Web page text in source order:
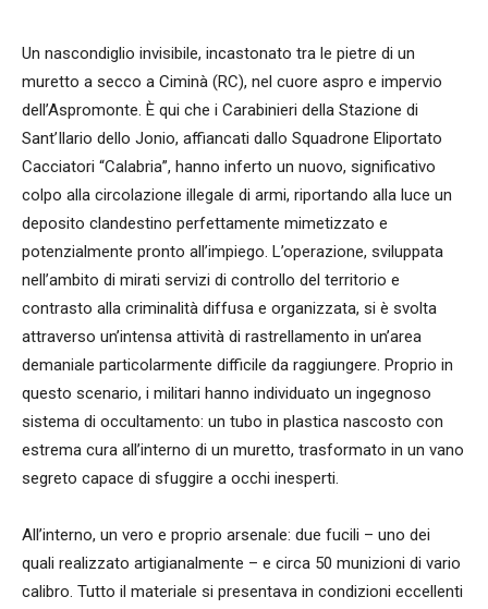
Un nascondiglio invisibile, incastonato tra le pietre di un
muretto a secco a Ciminà (RC), nel cuore aspro e impervio
dell’Aspromonte. È qui che i Carabinieri della Stazione di
Sant’Ilario dello Jonio, affiancati dallo Squadrone Eliportato
Cacciatori “Calabria”, hanno inferto un nuovo, significativo
colpo alla circolazione illegale di armi, riportando alla luce un
deposito clandestino perfettamente mimetizzato e
potenzialmente pronto all’impiego. L’operazione, sviluppata
nell’ambito di mirati servizi di controllo del territorio e
contrasto alla criminalità diffusa e organizzata, si è svolta
attraverso un’intensa attività di rastrellamento in un’area
demaniale particolarmente difficile da raggiungere. Proprio in
questo scenario, i militari hanno individuato un ingegnoso
sistema di occultamento: un tubo in plastica nascosto con
estrema cura all’interno di un muretto, trasformato in un vano
segreto capace di sfuggire a occhi inesperti.
All’interno, un vero e proprio arsenale: due fucili – uno dei
quali realizzato artigianalmente – e circa 50 munizioni di vario
calibro. Tutto il materiale si presentava in condizioni eccellenti